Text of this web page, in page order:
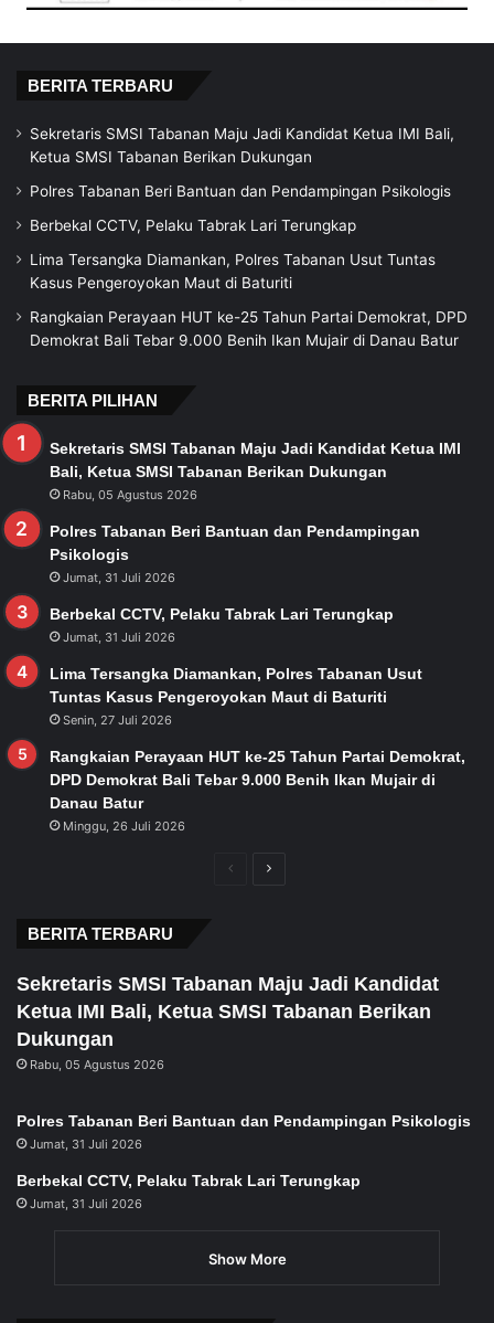
BERITA TERBARU
Sekretaris SMSI Tabanan Maju Jadi Kandidat Ketua IMI Bali,
Ketua SMSI Tabanan Berikan Dukungan
Polres Tabanan Beri Bantuan dan Pendampingan Psikologis
Berbekal CCTV, Pelaku Tabrak Lari Terungkap
Lima Tersangka Diamankan, Polres Tabanan Usut Tuntas
Kasus Pengeroyokan Maut di Baturiti
Rangkaian Perayaan HUT ke-25 Tahun Partai Demokrat, DPD
Demokrat Bali Tebar 9.000 Benih Ikan Mujair di Danau Batur
BERITA PILIHAN
Sekretaris SMSI Tabanan Maju Jadi Kandidat Ketua IMI
Bali, Ketua SMSI Tabanan Berikan Dukungan
Rabu, 05 Agustus 2026
Polres Tabanan Beri Bantuan dan Pendampingan
Psikologis
Jumat, 31 Juli 2026
Berbekal CCTV, Pelaku Tabrak Lari Terungkap
Jumat, 31 Juli 2026
Lima Tersangka Diamankan, Polres Tabanan Usut
Tuntas Kasus Pengeroyokan Maut di Baturiti
Senin, 27 Juli 2026
Rangkaian Perayaan HUT ke-25 Tahun Partai Demokrat,
DPD Demokrat Bali Tebar 9.000 Benih Ikan Mujair di
Danau Batur
Minggu, 26 Juli 2026
PreviousNext
BERITA TERBARU
Sekretaris SMSI Tabanan Maju Jadi Kandidat
Ketua IMI Bali, Ketua SMSI Tabanan Berikan
Dukungan
Rabu, 05 Agustus 2026
Polres Tabanan Beri Bantuan dan Pendampingan Psikologis
Jumat, 31 Juli 2026
Berbekal CCTV, Pelaku Tabrak Lari Terungkap
Jumat, 31 Juli 2026
Show More